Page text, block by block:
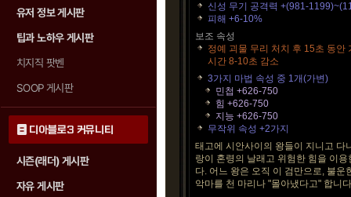
유저 정보 게시판
팁과 노하우 게시판
치지직 팟벤
SOOP 게시판
디아블로3 커뮤니티
시즌(래더) 게시판
자유 게시판
신성 무기 공격력 +(981-
피해 +6-10%
보조 속성
정예 괴물 무리 처치 후 15초 동안
시간 8-10초 감소
3가지 마법 속성 중 1개(가변)
민첩 +626-750
힘 +626-750
지능 +626-750
무작위 속성 +2가지
태고에 시안사이의 왕들이 지니고 다
랑이 혼령의 날래고 위험한 힘을 이
다. 어느 왕은 오직 이 검만으로, 불운
악마를 천 마리나 "몰아냈다고" 합니